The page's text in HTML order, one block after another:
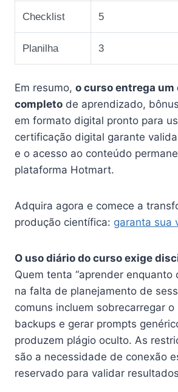
Checklist 5
Planilha 3
Em resumo, o curso entrega
completo de aprendizado,
em formato digital pronto para
certificação digital garante
e o acesso ao conteúdo
plataforma Hotmart.
Adquira agora e comece a
produção científica: garanta sua
O uso diário do curso exige
Quem tenta “aprender enquanto
na falta de planejamento de
comuns incluem sobrecarregar o
backups e gerar prompts
produzem plágio oculto. As
são a necessidade de conexão
reservado para validar